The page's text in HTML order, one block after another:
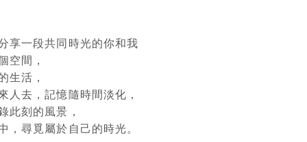
享一段共同時光的你和我
空間，
生活，
人去，記憶隨時間淡化，
此刻的風景，
，尋覓屬於自己的時光。